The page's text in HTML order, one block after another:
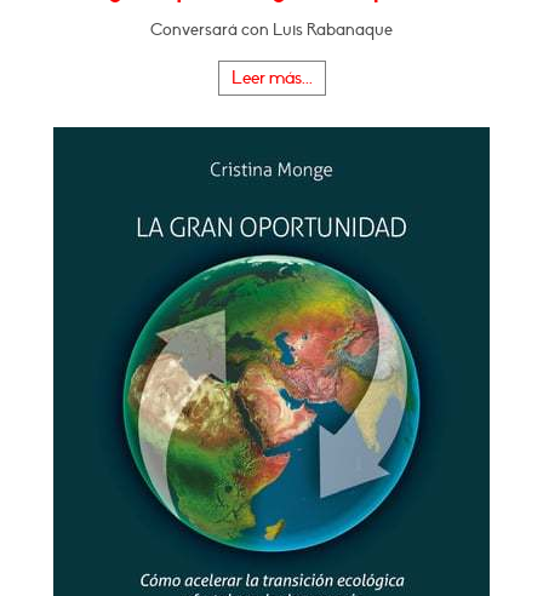
Conversará con Luis Rabanaque
Leer más...